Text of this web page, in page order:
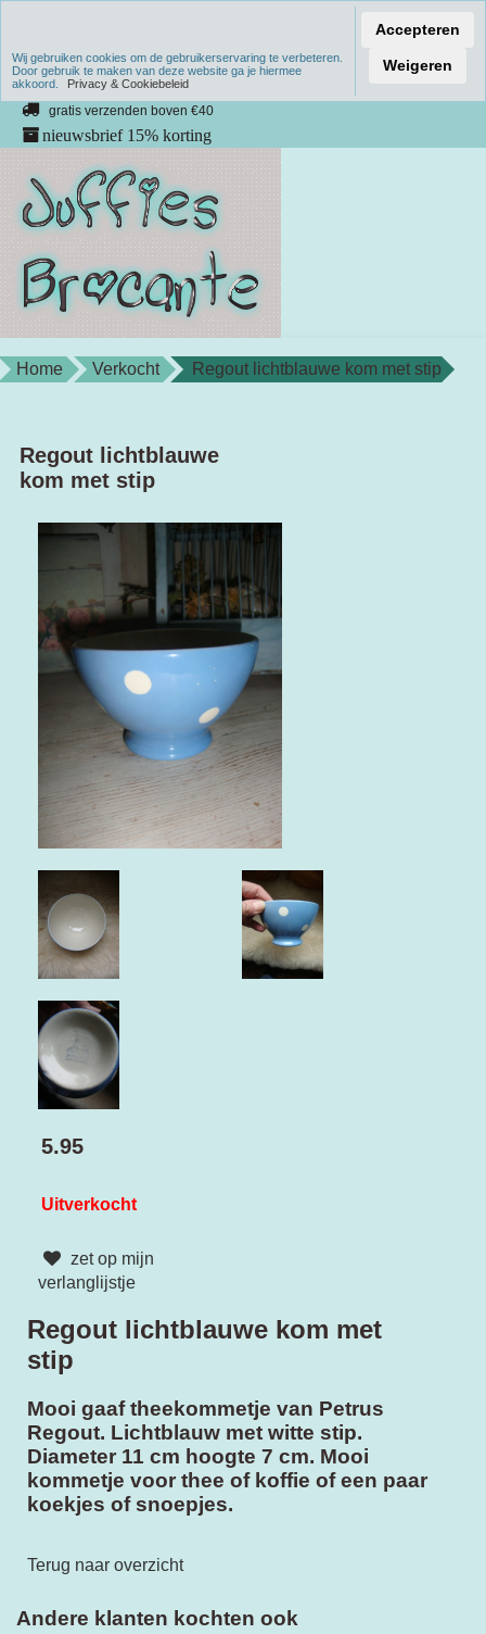
Verzenden binnen 1 werkdag
unieke producten
gratis verzenden boven €40
nieuwsbrief 15% korting
Home Verkocht Regout lichtblauwe kom met stip
Regout lichtblauwe
kom met stip
5.95
Uitverkocht
zet op mijn
verlanglijstje
Regout lichtblauwe kom met
stip
Mooi gaaf theekommetje van Petrus
Regout. Lichtblauw met witte stip.
Diameter 11 cm hoogte 7 cm. Mooi
kommetje voor thee of koffie of een paar
koekjes of snoepjes.
Terug naar overzicht
Andere klanten kochten ook
Wij gebruiken cookies om de gebruikerservaring te verbeteren.
Door gebruik te maken van deze website ga je hiermee
akkoord.
Privacy & Cookiebeleid
Accepteren
Weigeren